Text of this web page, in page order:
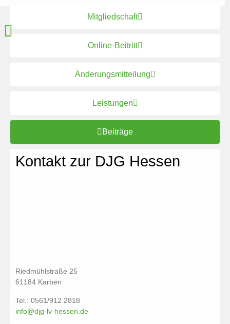
Mitgliedschaft
Online-Beitritt
Änderungsmitteilung
Leistungen
Beiträge
Kontakt zur DJG Hessen
Riedmühlstraße 25
61184 Karben
Tel.: 0561/912 2818
info@djg-lv-hessen.de